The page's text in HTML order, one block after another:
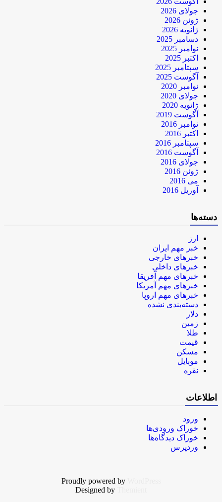
جولای 2026
ژوئن 2026
ژانویه 2026
دسامبر 2025
نوامبر 2025
اکتبر 2025
سپتامبر 2025
آگوست 2025
نوامبر 2020
جولای 2020
ژانویه 2020
آگوست 2019
نوامبر 2016
اکتبر 2016
سپتامبر 2016
آگوست 2016
جولای 2016
ژوئن 2016
می 2016
آوریل 2016
دسته‌ها
ارز
خبر مهم ایران
خبرهای خارجی
خبرهای داخلی
خبرهای مهم آفریقا
خبرهای مهم آمریکا
خبرهای مهم اروپا
دسته‌بندی نشده
دلار
زمین
طلا
قیمت
مسکن
موبایل
نقره
اطلاعات
ورود
خوراک ورودی‌ها
خوراک دیدگاه‌ها
وردپرس
Proudly powered by
Designed by